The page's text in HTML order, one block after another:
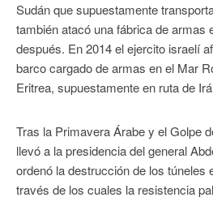
Sudán que supuestamente
también atacó una fábrica de armas
después. En 2014 el ejercito israelí
barco cargado de armas en el Mar
Eritrea, supuestamente en ruta de
Tras la Primavera Árabe y el Golpe
llevó a la presidencia del general
ordenó la destrucción de los túneles
través de los cuales la resistencia